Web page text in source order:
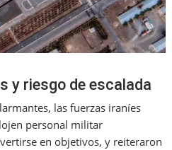
y riesgo de escalada
las fuerzas iraníes
personal militar
en objetivos, y reiteraron